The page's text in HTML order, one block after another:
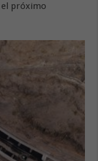
el próximo